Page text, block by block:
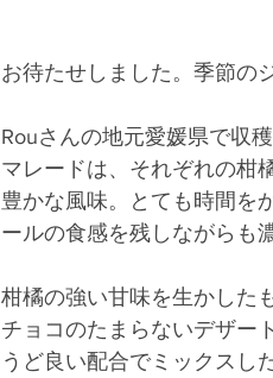
お待たせしました。季節の
Rouさんの地元愛媛県で収
マレードは、それぞれの柑
豊かな風味。とても時間を
ールの食感を残しながらも
柑橘の強い甘味を生かした
チョコのたまらないデザー
うど良い配合でミックスし